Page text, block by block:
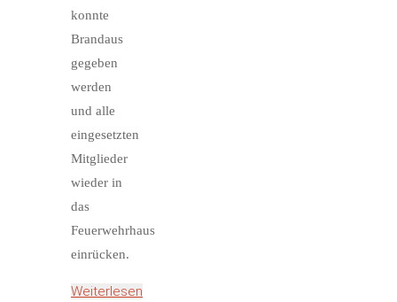
konnte
Brandaus
gegeben
werden
und alle
eingesetzten
Mitglieder
wieder in
das
Feuerwehrhaus
einrücken.
Weiterlesen